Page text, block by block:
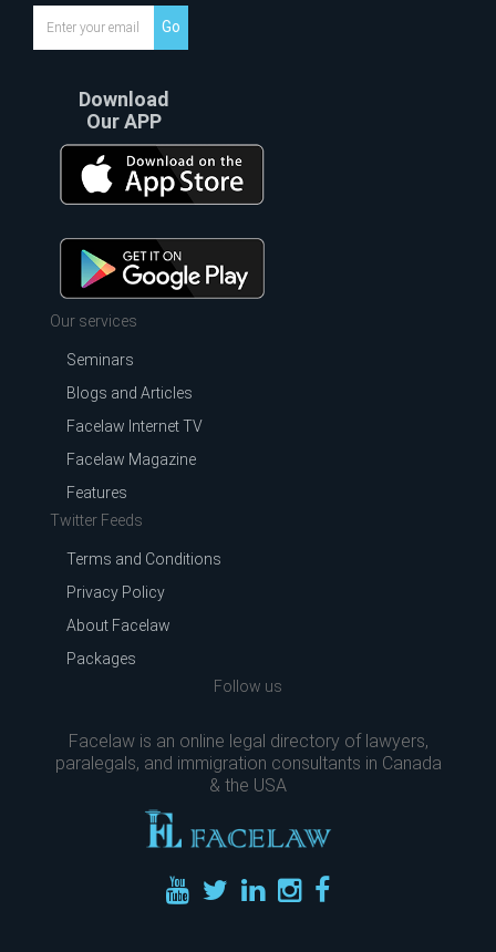
Go
Download
Our APP
Our services
Seminars
Blogs and Articles
Facelaw Internet TV
Facelaw Magazine
Features
Twitter Feeds
Terms and Conditions
Privacy Policy
About Facelaw
Packages
Follow us
Facelaw is an online legal directory of lawyers,
paralegals, and immigration consultants in Canada
& the USA